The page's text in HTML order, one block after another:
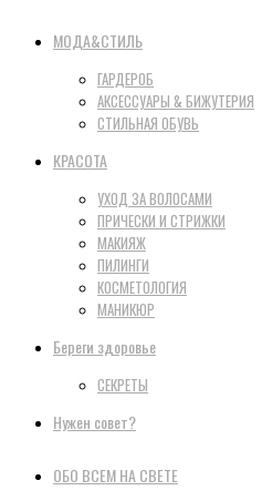
МОДА&СТИЛЬ
ГАРДЕРОБ
АКСЕССУАРЫ & БИЖУТЕРИЯ
СТИЛЬНАЯ ОБУВЬ
КРАСОТА
УХОД ЗА ВОЛОСАМИ
ПРИЧЕСКИ И СТРИЖКИ
МАКИЯЖ
ПИЛИНГИ
КОСМЕТОЛОГИЯ
МАНИКЮР
Береги здоровье
СЕКРЕТЫ
Нужен совет?
ОБО ВСЕМ НА СВЕТЕ